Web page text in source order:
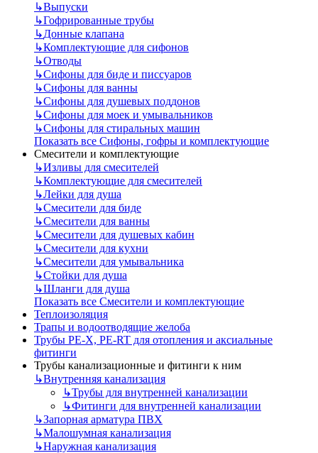
↳Выпуски
↳Гофрированные трубы
↳Донные клапана
↳Комплектующие для сифонов
↳Отводы
↳Сифоны для биде и писсуаров
↳Сифоны для ванны
↳Сифоны для душевых поддонов
↳Сифоны для моек и умывальников
↳Сифоны для стиральных машин
Показать все Сифоны, гофры и комплектующие
Смесители и комплектующие
↳Изливы для смесителей
↳Комплектующие для смесителей
↳Лейки для душа
↳Смесители для биде
↳Смесители для ванны
↳Смесители для душевых кабин
↳Смесители для кухни
↳Смесители для умывальника
↳Стойки для душа
↳Шланги для душа
Показать все Смесители и комплектующие
Теплоизоляция
Трапы и водоотводящие желоба
Трубы PE-X, PE-RT для отопления и аксиальные
фитинги
Трубы канализационные и фитинги к ним
↳Внутренняя канализация
↳Трубы для внутренней канализации
↳Фитинги для внутренней канализации
↳Запорная арматура ПВХ
↳Малошумная канализация
↳Наружная канализация